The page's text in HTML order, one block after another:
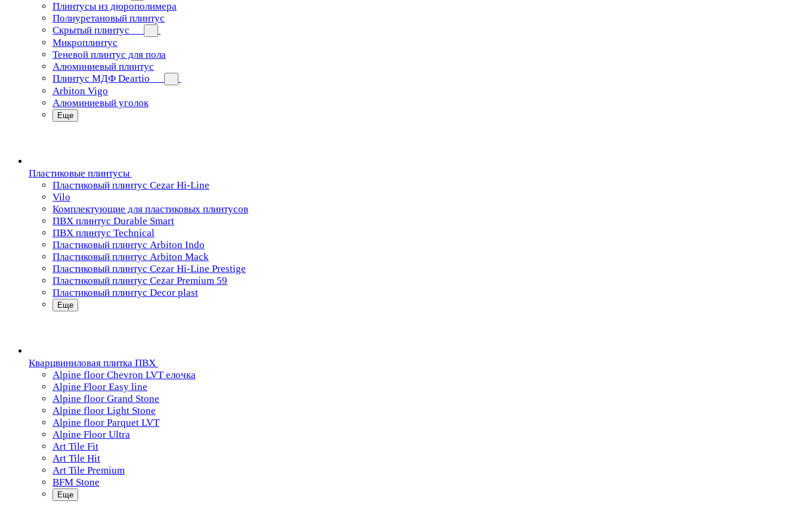
Плинтусы из дюрополимера
Полиуретановый плинтус
Скрытый плинтус
Микроплинтус
Теневой плинтус для пола
Алюминиевый плинтус
Плинтус МДФ Deartio
Arbiton Vigo
Алюминиевый уголок
Еще
Пластиковые плинтусы
Пластиковый плинтус Cezar Hi-Line
Vilo
Комплектующие для пластиковых плинтусов
ПВХ плинтус Durable Smart
ПВХ плинтус Technical
Пластиковый плинтус Arbiton Indo
Пластиковый плинтус Arbiton Mack
Пластиковый плинтус Cezar Hi-Line Prestige
Пластиковый плинтус Cezar Premium 59
Пластиковый плинтус Decor plast
Еще
Кварцвиниловая плитка ПВХ
Alpine floor Chevron LVT елочка
Alpine Floor Easy line
Alpine floor Grand Stone
Alpine floor Light Stone
Alpine floor Parquet LVT
Alpine Floor Ultra
Art Tile Fit
Art Tile Hit
Art Tile Premium
BFM Stone
Еще